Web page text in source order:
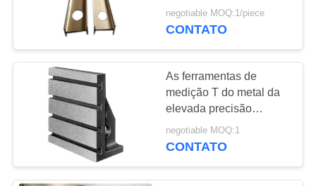
EXCURSÃO
FÁBRICA
CONTROLE
DA
placa da superfície
do granito
153
superfície liso
personalizou a forma e o
negotiable MOQ:1/piece
CONTATO
As ferramentas de
medição T do metal da
elevada precisão
entalharam a placa de
ângulo do ferro fundido
negotiable MOQ:1
CONTATO